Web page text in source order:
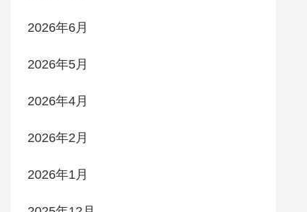
2026年6月
2026年5月
2026年4月
2026年2月
2026年1月